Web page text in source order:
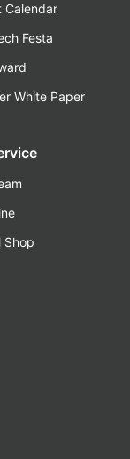
Calendar
Festa
White Paper
Shop